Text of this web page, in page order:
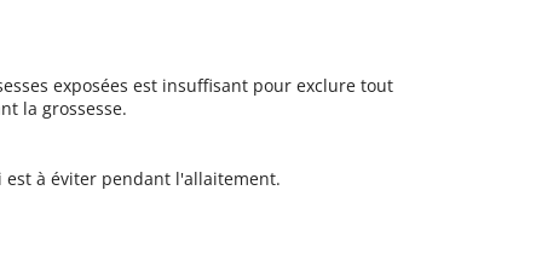
exposées est insuffisant pour exclure tout
la grossesse.
est à éviter pendant l'allaitement.